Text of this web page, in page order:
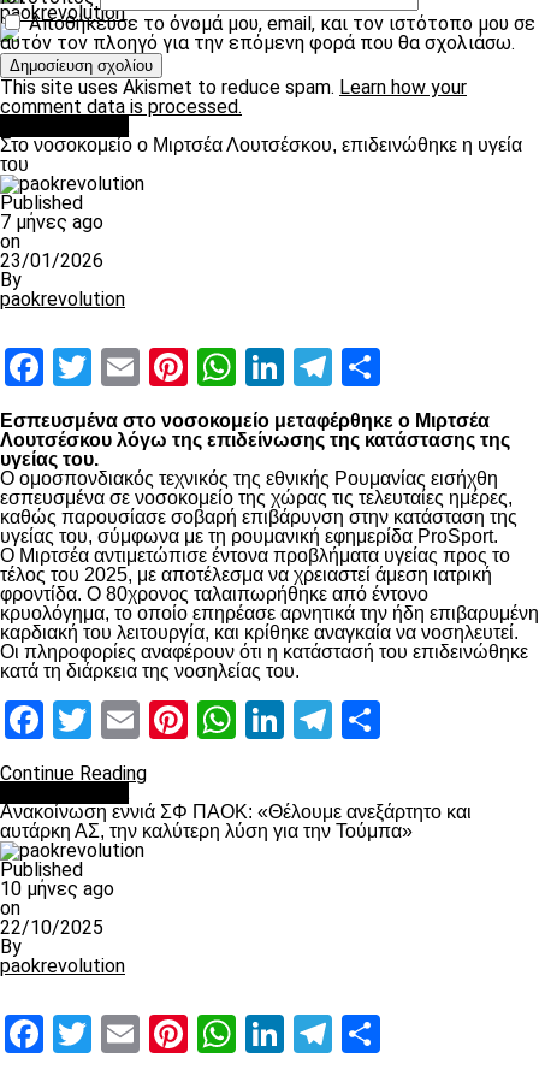
paokrevolution
Αποθήκευσε το όνομά μου, email, και τον ιστότοπο μου σε
αυτόν τον πλοηγό για την επόμενη φορά που θα σχολιάσω.
This site uses Akismet to reduce spam. Learn how your
comment data is processed.
Στο νοσοκομείο ο Μιρτσέα Λουτσέσκου, επιδεινώθηκε η υγεία
του
Published
7 μήνες ago
on
23/01/2026
By
paokrevolution
Facebook
Twitter
EmailPinterest
WhatsApp
LinkedIn
Telegram
Εσπευσμένα στο νοσοκομείο μεταφέρθηκε ο Μιρτσέα
Λουτσέσκου λόγω της επιδείνωσης της κατάστασης της
υγείας του.
Ο ομοσπονδιακός τεχνικός της εθνικής Ρουμανίας εισήχθη
εσπευσμένα σε νοσοκομείο της χώρας τις τελευταίες ημέρες,
καθώς παρουσίασε σοβαρή επιβάρυνση στην κατάσταση της
υγείας του, σύμφωνα με τη ρουμανική εφημερίδα ProSport.
Ο Μιρτσέα αντιμετώπισε έντονα προβλήματα υγείας προς το
τέλος του 2025, με αποτέλεσμα να χρειαστεί άμεση ιατρική
φροντίδα. Ο 80χρονος ταλαιπωρήθηκε από έντονο
κρυολόγημα, το οποίο επηρέασε αρνητικά την ήδη επιβαρυμένη
καρδιακή του λειτουργία, και κρίθηκε αναγκαία να νοσηλευτεί.
Οι πληροφορίες αναφέρουν ότι η κατάστασή του επιδεινώθηκε
κατά τη διάρκεια της νοσηλείας του.
Facebook
Twitter
EmailPinterest
WhatsApp
LinkedIn
Telegram
Continue Reading
Ανακοίνωση εννιά ΣΦ ΠΑΟΚ: «Θέλουμε ανεξάρτητο και
αυτάρκη ΑΣ, την καλύτερη λύση για την Τούμπα»
Published
10 μήνες ago
on
22/10/2025
By
paokrevolution
Facebook
Twitter
EmailPinterest
WhatsApp
LinkedIn
Telegram